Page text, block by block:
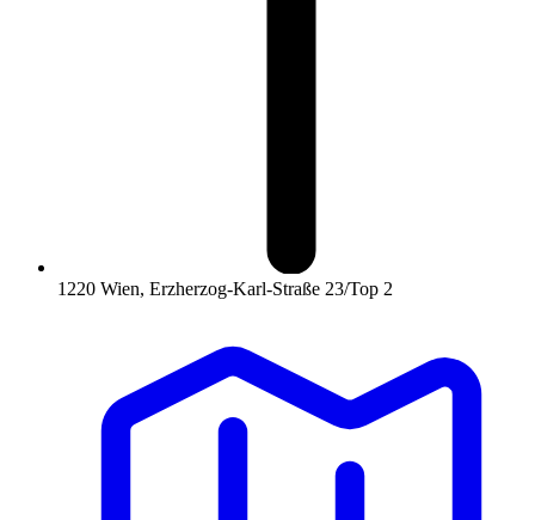
1220 Wien, Erzherzog-Karl-Straße 23/Top 2